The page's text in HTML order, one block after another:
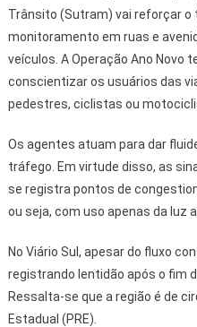
Trânsito (Sutram) vai reforçar o
monitoramento em ruas e
veículos. A Operação Ano Novo
conscientizar os usuários das
pedestres, ciclistas ou
Os agentes atuam para dar
tráfego. Em virtude disso, as
se registra pontos de
ou seja, com uso apenas da luz
No Viário Sul, apesar do fluxo
registrando lentidão após o fim
Ressalta-se que a região é de
Estadual (PRE).